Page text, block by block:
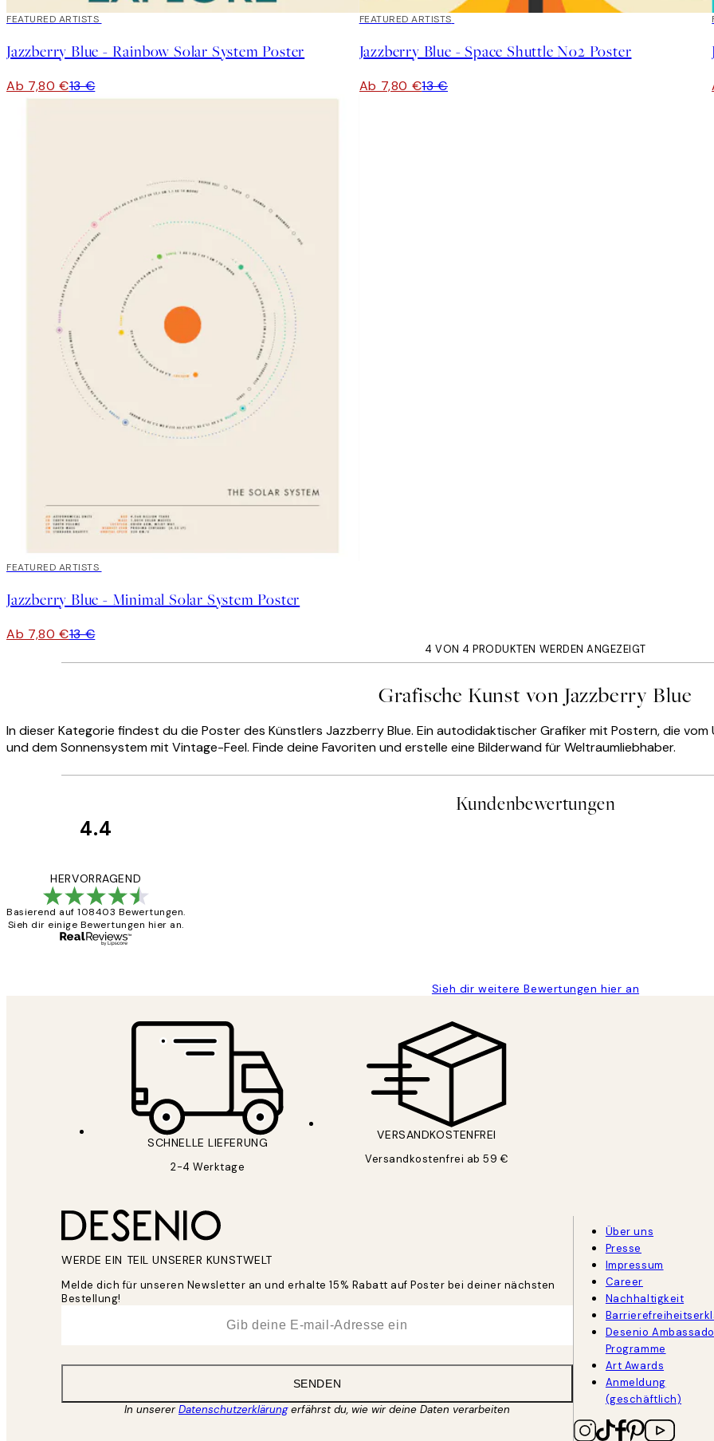
40%*
FEATURED ARTISTS
Jazzberry Blue - Rainbow Solar System Poster
Ab 7,80 €13 €
40%*
FEATURED ARTISTS
Jazzberry Blue - Space Shuttle No2 Poster
Ab 7,80 €13 €
40%*
FEATURED ARTISTS
Jazzberry Blue - Minimal Solar System Poster
Ab 7,80 €13 €
4 VON 4 PRODUKTEN WERDEN ANGEZEIGT
Grafische Kunst von Jazzberry Blue
In dieser Kategorie findest du die Poster des Künstlers Jazzberry Blue. Ein autodidaktischer Grafiker mit Postern, die
und dem Sonnensystem mit Vintage-Feel. Finde deine Favoriten und erstelle eine Bilderwand für Weltraumliebhaber.
Kundenbewertungen
4.4
HERVORRAGEND
Basierend auf 108403 Bewertungen.
Sieh dir einige Bewertungen hier an.
Sieh dir weitere Bewertungen hier an
SCHNELLE LIEFERUNG
2-4 Werktage
VERSANDKOSTENFREI
Versandkostenfrei ab 59 €
WERDE EIN TEIL UNSERER KUNSTWELT
Melde dich für unseren Newsletter an und erhalte 15% Rabatt auf Poster bei deiner nächsten
Bestellung!
SENDEN
In unsererDatenschutzerklärungerfährst du, wie wir deine Daten verarbeiten
Über uns
Presse
Impressum
Career
Nachhaltigkeit
Desenio
Programme
Art Awards
Anmeldung
(geschäftlich)